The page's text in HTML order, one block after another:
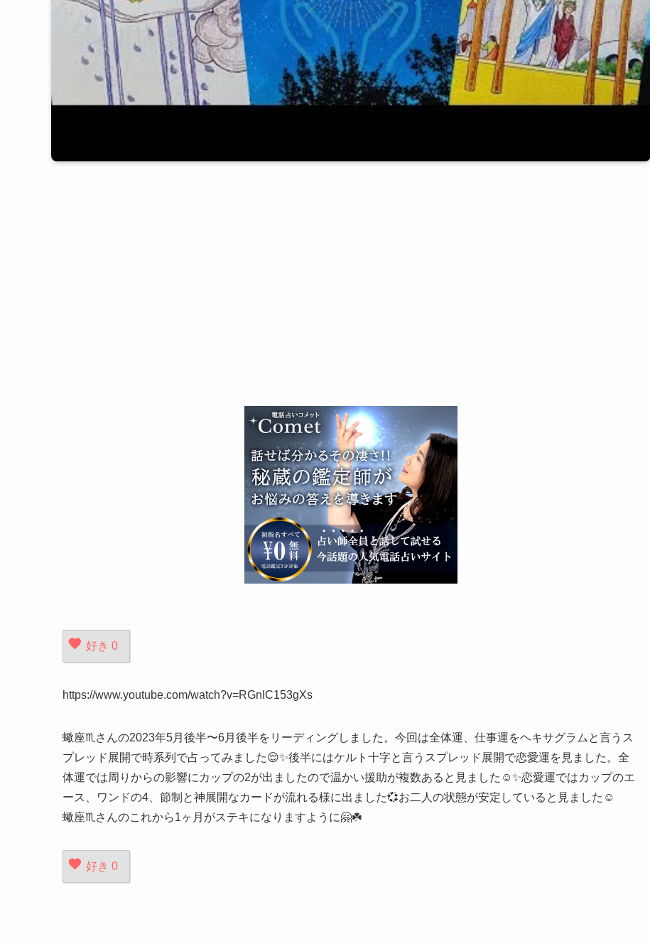
好き 0
https://www.youtube.com/watch?v=RGnIC153gXs
蠍座♏️さんの2023年5月後半〜6月後半をリーディングしました。今回は全体運、仕事運をヘキサグラムと言うス
プレッド展開で時系列で占ってみました😌✨後半にはケルト十字と言うスプレッド展開で恋愛運を見ました。全
体運では周りからの影響にカップの2が出ましたので温かい援助が複数あると見ました☺️✨恋愛運ではカップのエ
ース、ワンドの4、節制と神展開なカードが流れる様に出ました💞お二人の状態が安定していると見ました☺️
蠍座♏️さんのこれから1ヶ月がステキになりますように🤗☘️
好き 0